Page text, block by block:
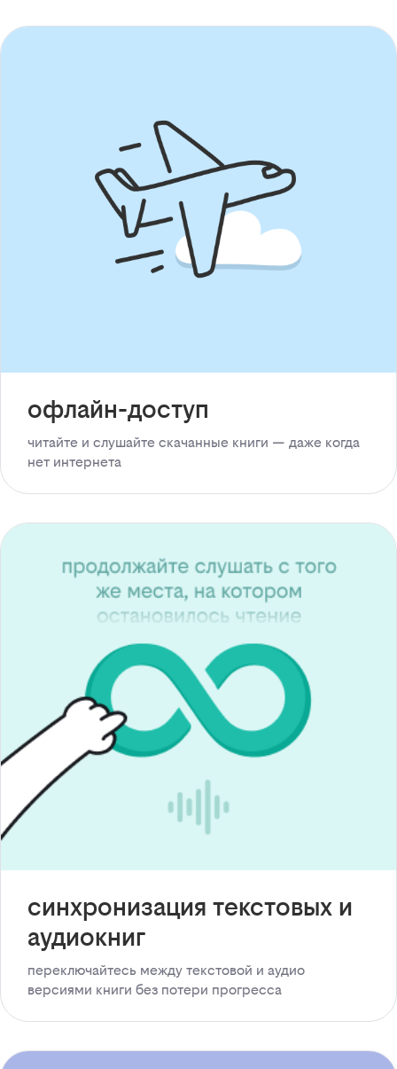
офлайн-доступ
читайте и слушайте скачанные книги — даже когда
нет интернета
синхронизация текстовых и
аудиокниг
переключайтесь между текстовой и аудио
версиями книги без потери прогресса